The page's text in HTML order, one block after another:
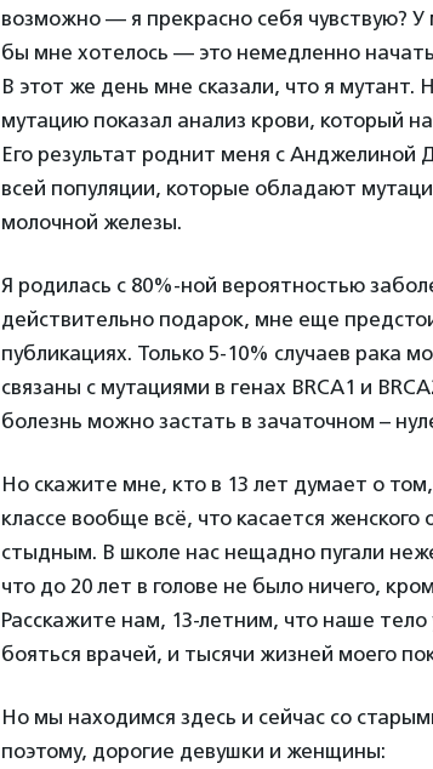
возможно — я прекрасно себя чувствую?
бы мне хотелось — это немедленно
В этот же день мне сказали, что я мутант.
мутацию показал анализ крови, который
Его результат роднит меня с
всей популяции, которые обладают
молочной железы.
Я родилась с 80%-ной вероятностью
действительно подарок, мне еще
публикациях. Только 5-10% случаев рака
связаны с мутациями в генах BRCA1 и
болезнь можно застать в зачаточном –
Но скажите мне, кто в 13 лет думает о
классе вообще всё, что касается
стыдным. В школе нас нещадно пугали
что до 20 лет в голове не было ничего,
Расскажите нам, 13-летним, что наше
бояться врачей, и тысячи жизней моего
Но мы находимся здесь и сейчас со
поэтому, дорогие девушки и женщины: